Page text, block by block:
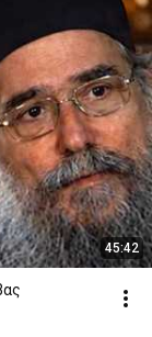
45:42